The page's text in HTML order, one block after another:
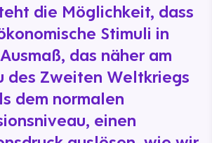
die Möglichkeit, dass
Stimuli in
das näher am
des Zweiten Weltkriegs
dem normalen
einen